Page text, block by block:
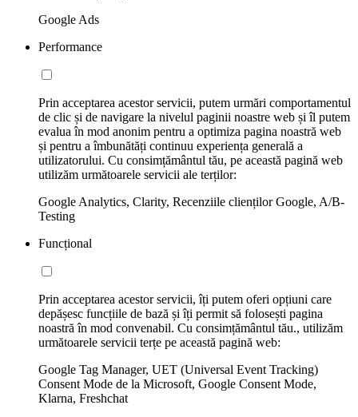
Google Ads
Performance
Prin acceptarea acestor servicii, putem urmări comportamentul
de clic și de navigare la nivelul paginii noastre web și îl putem
evalua în mod anonim pentru a optimiza pagina noastră web
și pentru a îmbunătăți continuu experiența generală a
utilizatorului. Cu consimțământul tău, pe această pagină web
utilizăm următoarele servicii ale terților:
Google Analytics, Clarity, Recenziile clienților Google, A/B-
Testing
Funcțional
Prin acceptarea acestor servicii, îți putem oferi opțiuni care
depășesc funcțiile de bază și îți permit să folosești pagina
noastră în mod convenabil. Cu consimțământul tău., utilizăm
următoarele servicii terțe pe această pagină web:
Google Tag Manager, UET (Universal Event Tracking)
Consent Mode de la Microsoft, Google Consent Mode,
Klarna, Freshchat